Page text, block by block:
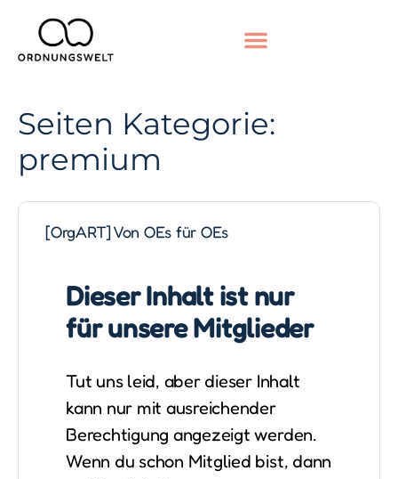
Seiten Kategorie:
premium
[OrgART] Von OEs für OEs
Dieser Inhalt ist nur
für unsere Mitglieder
Tut uns leid, aber dieser Inhalt
kann nur mit ausreichender
Berechtigung angezeigt werden.
Wenn du schon Mitglied bist, dann